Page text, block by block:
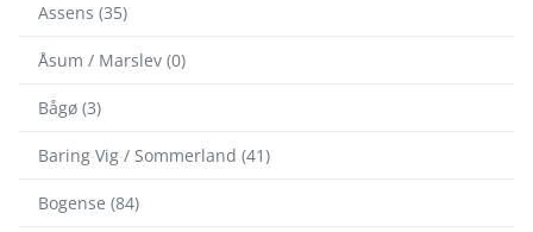
Assens (35)
Åsum / Marslev (0)
Bågø (3)
Baring Vig / Sommerland (41)
Bogense (84)